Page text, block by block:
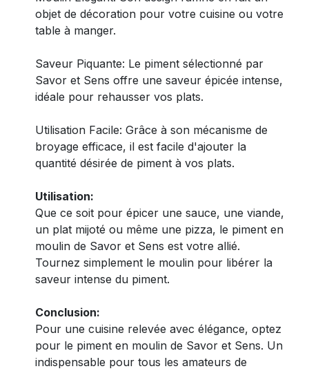
objet de décoration pour votre cuisine ou votre
table à manger.
Saveur Piquante: Le piment sélectionné par
Savor et Sens offre une saveur épicée intense,
idéale pour rehausser vos plats.
Utilisation Facile: Grâce à son mécanisme de
broyage efficace, il est facile d'ajouter la
quantité désirée de piment à vos plats.
Utilisation:
Que ce soit pour épicer une sauce, une viande,
un plat mijoté ou même une pizza, le piment en
moulin de Savor et Sens est votre allié.
Tournez simplement le moulin pour libérer la
saveur intense du piment.
Conclusion:
Pour une cuisine relevée avec élégance, optez
pour le piment en moulin de Savor et Sens. Un
indispensable pour tous les amateurs de